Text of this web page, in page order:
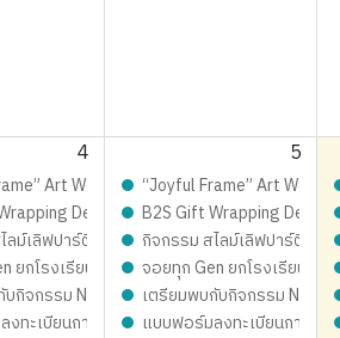
4 5
ามสนุก จอยทุกเจน กับ เก่ง-น้ำปิง
าร์ด ชิ้นเดียวในโลก เติมเต็มความสนุก จอยทุกเ
Art Workshop ดีไซน์เฟรมการ์ด ชิ้นเดียวใ
“Joyful Frame” Art
นุกจอยทุกเจน
LIVE Playful: ส่งมอบความสุข สนุกจอยทุกเจน
Design contest 2026 LIVE Playful:
B2S Gift Wrapping
งหาคม 2569 เมกาบางนา
SLIME LOVE PARTY By Elmer’s
ลม์เลิฟปาร์ตี้ ปั้นสนุกสุดมุ้งมิ้ง - Magical SLIME
กิจกรรม สไลม์เลิฟปาร์ตี้ ปั้น
ยกโรงเรียน จอยทุก Gen ยกโรงเรียน
On Tour !!
กิจกรรม New Trainer Journey On Tour !!
เตรียมพบกับกิจกรรม New
Elmer’s
Games Cafe ประจำเดือน สิงหาคม 2569
ทะเบียนการแข่งขัน Siam Board Games Cafe
แบบฟอร์มลงทะเบียนการแข่